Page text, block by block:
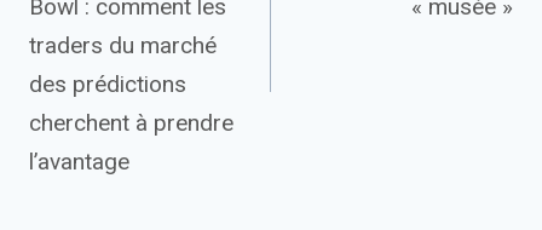
Bowl : comment les
traders du marché
des prédictions
cherchent à prendre
l’avantage
« musée »